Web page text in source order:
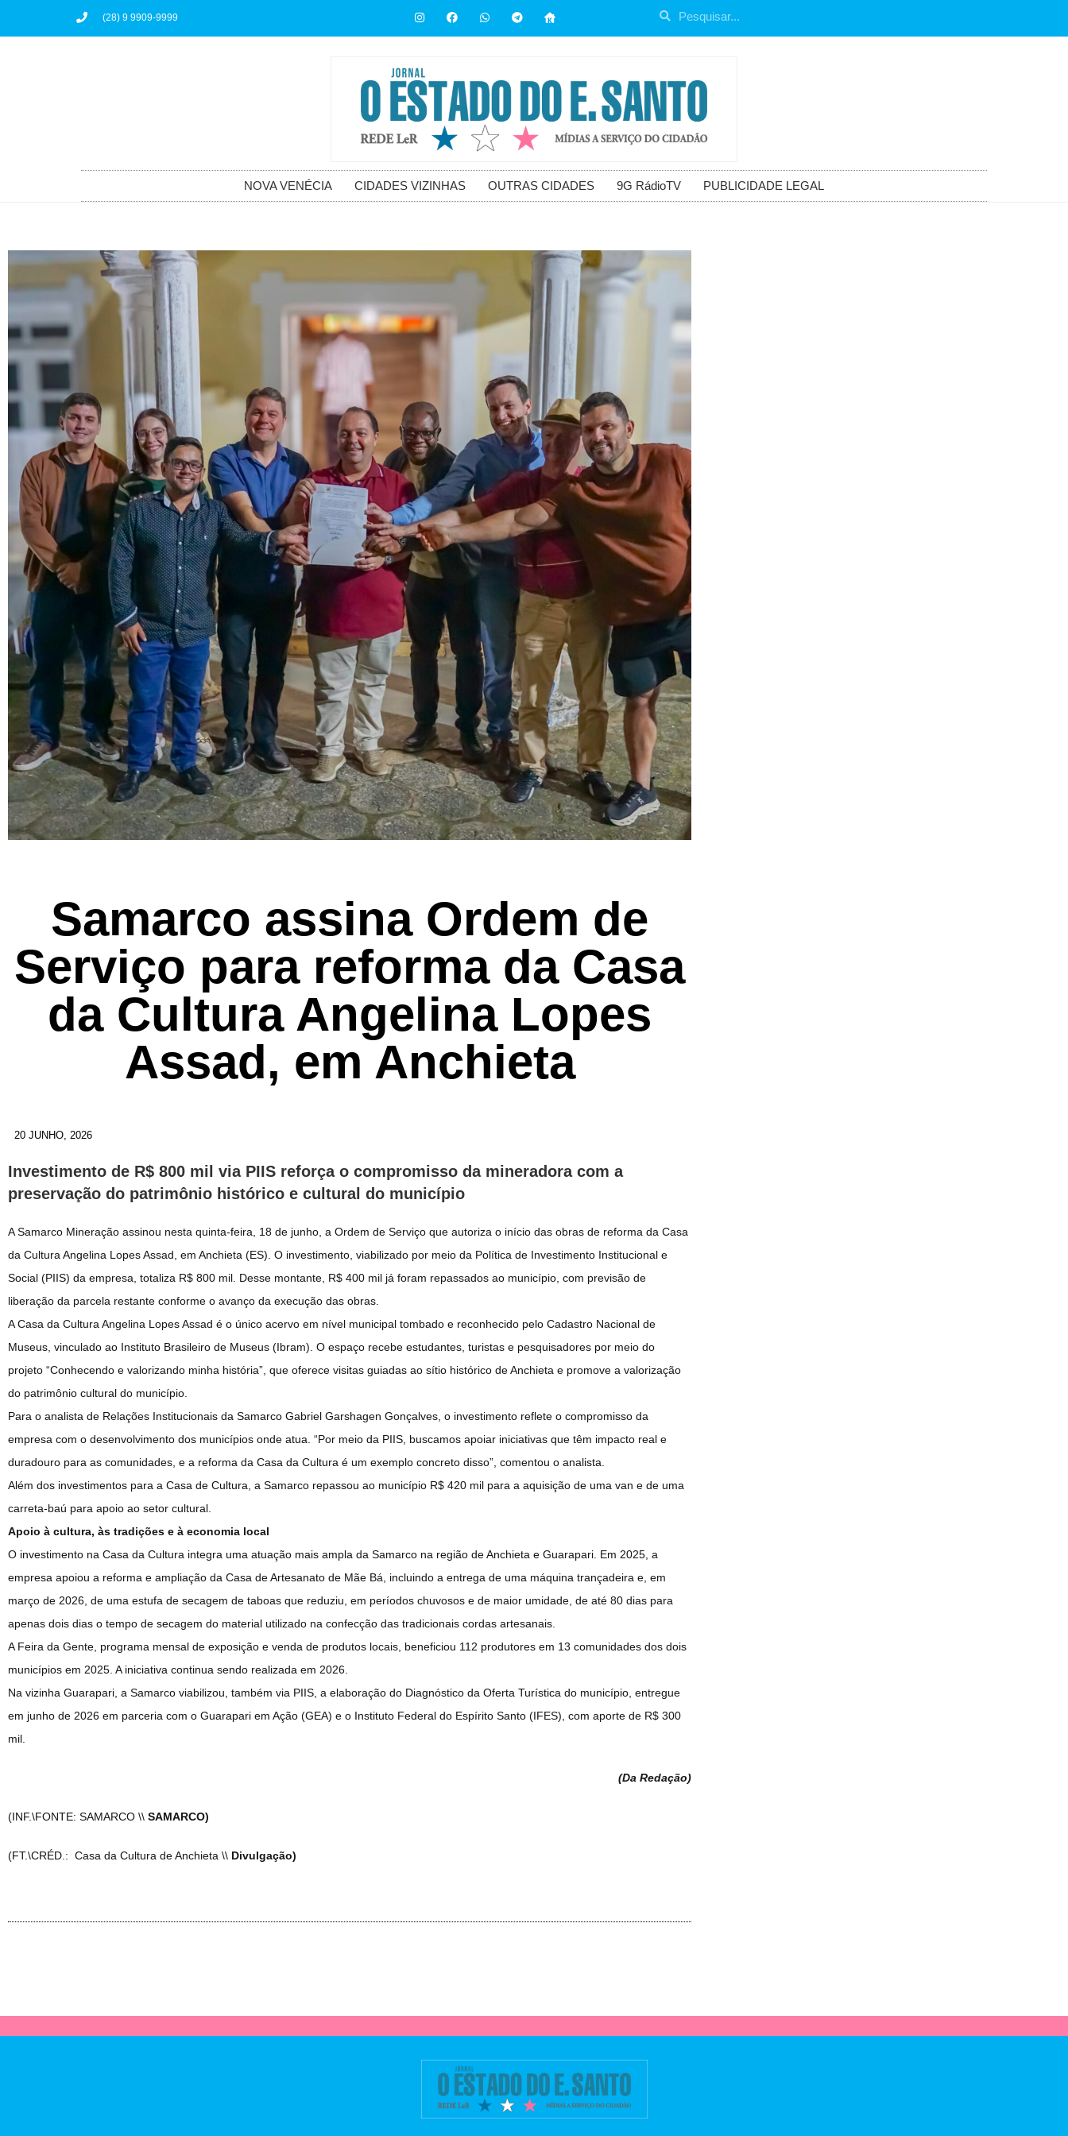
(28) 9 9909-9999
NOVA VENÉCIA CIDADES VIZINHAS OUTRAS CIDADES 9G RádioTV PUBLICIDADE LEGAL
Samarco assina Ordem de
Serviço para reforma da Casa
da Cultura Angelina Lopes
Assad, em Anchieta
20 JUNHO, 2026
Investimento de R$ 800 mil via PIIS reforça o compromisso da mineradora com a
preservação do patrimônio histórico e cultural do município
A Samarco Mineração assinou nesta quinta-feira, 18 de junho, a Ordem de Serviço que autoriza o início das obras de reforma da Casa
da Cultura Angelina Lopes Assad, em Anchieta (ES). O investimento, viabilizado por meio da Política de Investimento Institucional e
Social (PIIS) da empresa, totaliza R$ 800 mil. Desse montante, R$ 400 mil já foram repassados ao município, com previsão de
liberação da parcela restante conforme o avanço da execução das obras.
A Casa da Cultura Angelina Lopes Assad é o único acervo em nível municipal tombado e reconhecido pelo Cadastro Nacional de
Museus, vinculado ao Instituto Brasileiro de Museus (Ibram). O espaço recebe estudantes, turistas e pesquisadores por meio do
projeto “Conhecendo e valorizando minha história”, que oferece visitas guiadas ao sítio histórico de Anchieta e promove a valorização
do patrimônio cultural do município.
Para o analista de Relações Institucionais da Samarco Gabriel Garshagen Gonçalves, o investimento reflete o compromisso da
empresa com o desenvolvimento dos municípios onde atua. “Por meio da PIIS, buscamos apoiar iniciativas que têm impacto real e
duradouro para as comunidades, e a reforma da Casa da Cultura é um exemplo concreto disso”, comentou o analista.
Além dos investimentos para a Casa de Cultura, a Samarco repassou ao município R$ 420 mil para a aquisição de uma van e de uma
carreta-baú para apoio ao setor cultural.
Apoio à cultura, às tradições e à economia local
O investimento na Casa da Cultura integra uma atuação mais ampla da Samarco na região de Anchieta e Guarapari. Em 2025, a
empresa apoiou a reforma e ampliação da Casa de Artesanato de Mãe Bá, incluindo a entrega de uma máquina trançadeira e, em
março de 2026, de uma estufa de secagem de taboas que reduziu, em períodos chuvosos e de maior umidade, de até 80 dias para
apenas dois dias o tempo de secagem do material utilizado na confecção das tradicionais cordas artesanais.
A Feira da Gente, programa mensal de exposição e venda de produtos locais, beneficiou 112 produtores em 13 comunidades dos dois
municípios em 2025. A iniciativa continua sendo realizada em 2026.
Na vizinha Guarapari, a Samarco viabilizou, também via PIIS, a elaboração do Diagnóstico da Oferta Turística do município, entregue
em junho de 2026 em parceria com o Guarapari em Ação (GEA) e o Instituto Federal do Espírito Santo (IFES), com aporte de R$ 300
mil.
(Da Redação)
(INF.\FONTE: SAMARCO \\ SAMARCO)
(FT.\CRÉD.: Casa da Cultura de Anchieta \\ Divulgação)